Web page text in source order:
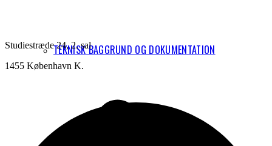
TEKNISK BAGGRUND OG DOKUMENTATION
Studiestræde 24, 2. sal
1455 København K.